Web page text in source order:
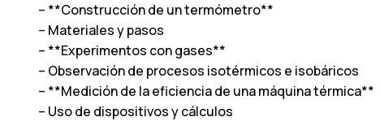
– **Construcción de un termómetro**
– Materiales y pasos
– **Experimentos con gases**
– Observación de procesos isotérmicos e isobáricos
– **Medición de la eficiencia de una máquina térmica**
– Uso de dispositivos y cálculos